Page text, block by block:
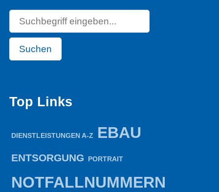
Suchen
Top Links
DIENSTLEISTUNGEN A-Z EBAU
ENTSORGUNG PORTRAIT
NOTFALLNUMMERN